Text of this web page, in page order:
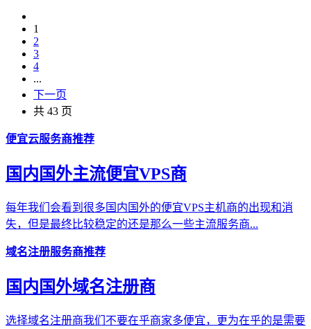
1
2
3
4
...
下一页
共 43 页
便宜云服务商推荐
国内国外主流便宜VPS商
每年我们会看到很多国内国外的便宜VPS主机商的出现和消
失，但是最终比较稳定的还是那么一些主流服务商...
域名注册服务商推荐
国内国外域名注册商
选择域名注册商我们不要在乎商家多便宜，更为在乎的是需要